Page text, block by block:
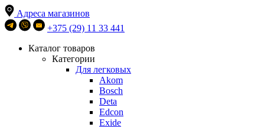
Адреса магазинов
+375 (29) 11 33 441
Каталог товаров
Категории
Для легковых
Akom
Bosch
Deta
Edcon
Exide